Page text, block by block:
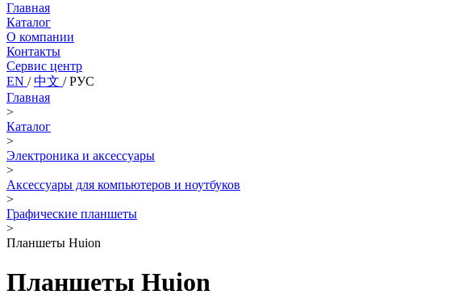
Главная
Каталог
О компании
Контакты
Сервис центр
EN /中文 /РУС
Главная
>
Каталог
>
Электроника и аксессуары
>
Аксессуары для компьютеров и ноутбуков
>
Графические планшеты
>
Планшеты Huion
Планшеты Huion